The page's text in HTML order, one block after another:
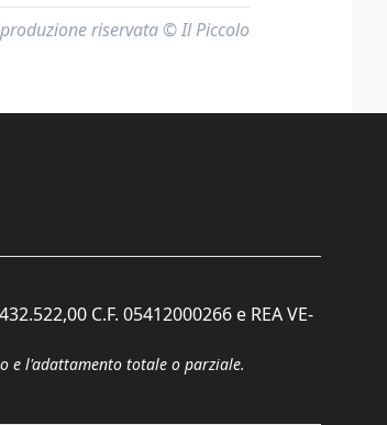
riservata © Il Piccolo
C.F. 05412000266 e REA VE-
e l'adattamento totale o parziale.